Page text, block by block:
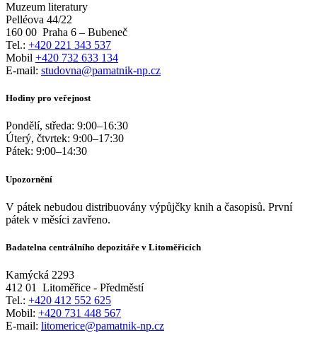
Muzeum literatury
Pelléova 44/22
160 00 Praha 6 – Bubeneč
Tel.: +420 221 343 537
Mobil +420 732 633 134
E-mail: studovna@pamatnik-np.cz
Hodiny pro veřejnost
Pondělí, středa: 9:00–16:30
Úterý, čtvrtek: 9:00–17:30
Pátek: 9:00–14:30
Upozornění
V pátek nebudou distribuovány výpůjčky knih a časopisů. První
pátek v měsíci zavřeno.
Badatelna centrálního depozitáře v Litoměřicích
Kamýcká 2293
412 01
Litoměřice - Předměstí
Tel.: +420 412 552 625
Mobil: +420 731 448 567
E-mail: litomerice@pamatnik-np.cz